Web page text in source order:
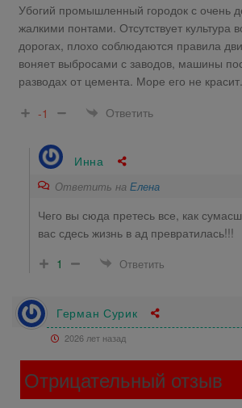
Убогий промышленный городок с очень
жалкими понтами. Отсутствует культура
дорогах, плохо соблюдаются правила
воняет выбросами с заводов, машины
разводах от цемента. Море его не красит.
-1
Ответить
Инна
Ответить на Елена
Чего вы сюда претесь все, как
вас сдесь жизнь в ад превратилась!!!
1
Ответить
Герман Сурик
2026 лет назад
Отрицательный отзыв